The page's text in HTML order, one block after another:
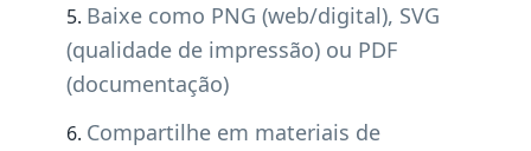
Baixe como PNG (web/digital), SVG
(qualidade de impressão) ou PDF
(documentação)
Compartilhe em materiais de